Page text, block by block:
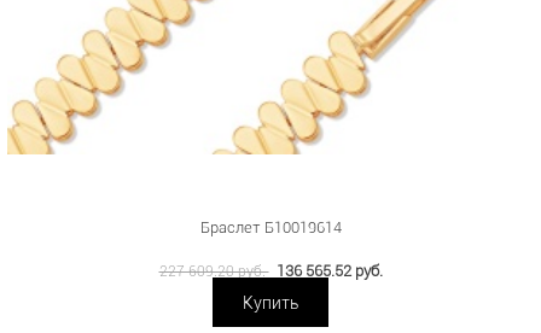
Браслет Б10019614
227 609.20 руб. 136 565.52 руб.
Купить